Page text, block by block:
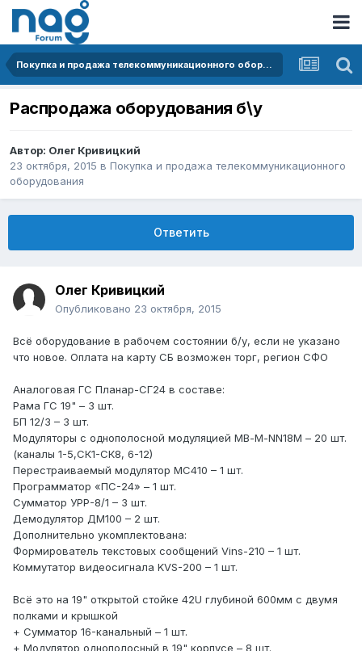
Покупка и продажа телекоммуникационного оборудования
Распродажа оборудования б\у
Автор: Олег Кривицкий
23 октября, 2015 в Покупка и продажа телекоммуникационного
оборудования
Ответить
Олег Кривицкий
Опубликовано 23 октября, 2015
Всё оборудование в рабочем состоянии б/у, если не указано
что новое. Оплата на карту СБ возможен торг, регион СФО
Аналоговая ГС Планар-СГ24 в составе:
Рама ГС 19" – 3 шт.
БП 12/3 – 3 шт.
Модуляторы с однополосной модуляцией МВ-М-NN18М – 20 шт.
(каналы 1-5,СК1-СК8, 6-12)
Перестраиваемый модулятор МС410 – 1 шт.
Программатор «ПС-24» – 1 шт.
Сумматор УРР-8/1 – 3 шт.
Демодулятор ДМ100 – 2 шт.
Дополнительно укомплектована:
Формирователь текстовых сообщений Vins-210 – 1 шт.
Коммутатор видеосигнала KVS-200 – 1 шт.
Всё это на 19" открытой стойке 42U глубиной 600мм с двумя
полками и крышкой
+ Сумматор 16-канальный – 1 шт.
+ Модулятор однополосный в 19" корпусе – 8 шт.